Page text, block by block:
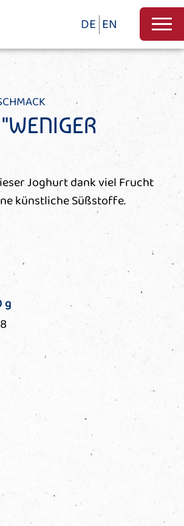
DE EN
Joghurt dank viel Frucht
künstliche Süßstoffe.
g